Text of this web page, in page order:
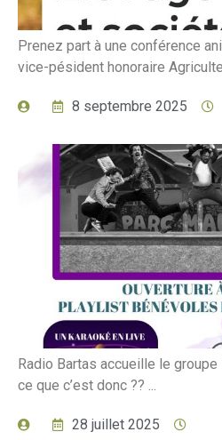
Prenez part à une conférence
vice-pésident honoraire
8 septembre 2025
Radio Bartas accueille le groupe
ce que c’est donc ?? ...
28 juillet 2025